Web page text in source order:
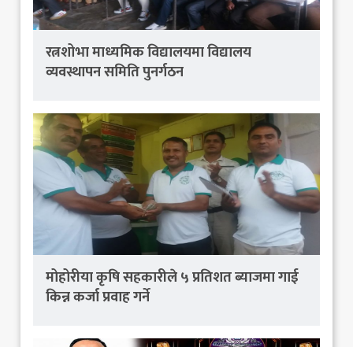
रत्नशोभा माध्यमिक विद्यालयमा विद्यालय
व्यवस्थापन समिति पुनर्गठन
मोहोरीया कृषि सहकारीले ५ प्रतिशत ब्याजमा गाई
किन्न कर्जा प्रवाह गर्ने